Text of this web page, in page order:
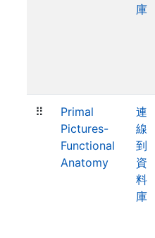
庫
⠿
Primal
Pictures-
Functional
Anatomy
連
線
到
資
料
庫